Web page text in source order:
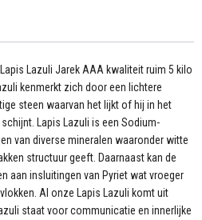
Lazuli Jarek AAA kwaliteit ruim 5 kilo
kenmerkt zich door een lichtere
steen waarvan het lijkt of hij in het
Lapis Lazuli is een Sodium-
van diverse mineralen waaronder witte
structuur geeft. Daarnaast kan de
aan insluitingen van Pyriet wat vroeger
Al onze Lapis Lazuli komt uit
staat voor communicatie en innerlijke